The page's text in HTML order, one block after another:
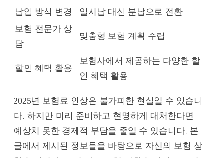
납입 방식 변경
일시납 대신 분납으로 전환
보험 전문가 상
담
맞춤형 보험 계획 수립
할인 혜택 활용
보험사에서 제공하는 다양한 할
인 혜택 활용
2025년 보험료 인상은 불가피한 현실일 수 있습니
다. 하지만 미리 준비하고 현명하게 대처한다면
예상치 못한 경제적 부담을 줄일 수 있습니다. 본
글에서 제시된 정보들을 바탕으로 자신의 보험 상